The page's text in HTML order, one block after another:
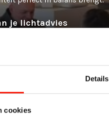
Details
cookies
je lichtadvies